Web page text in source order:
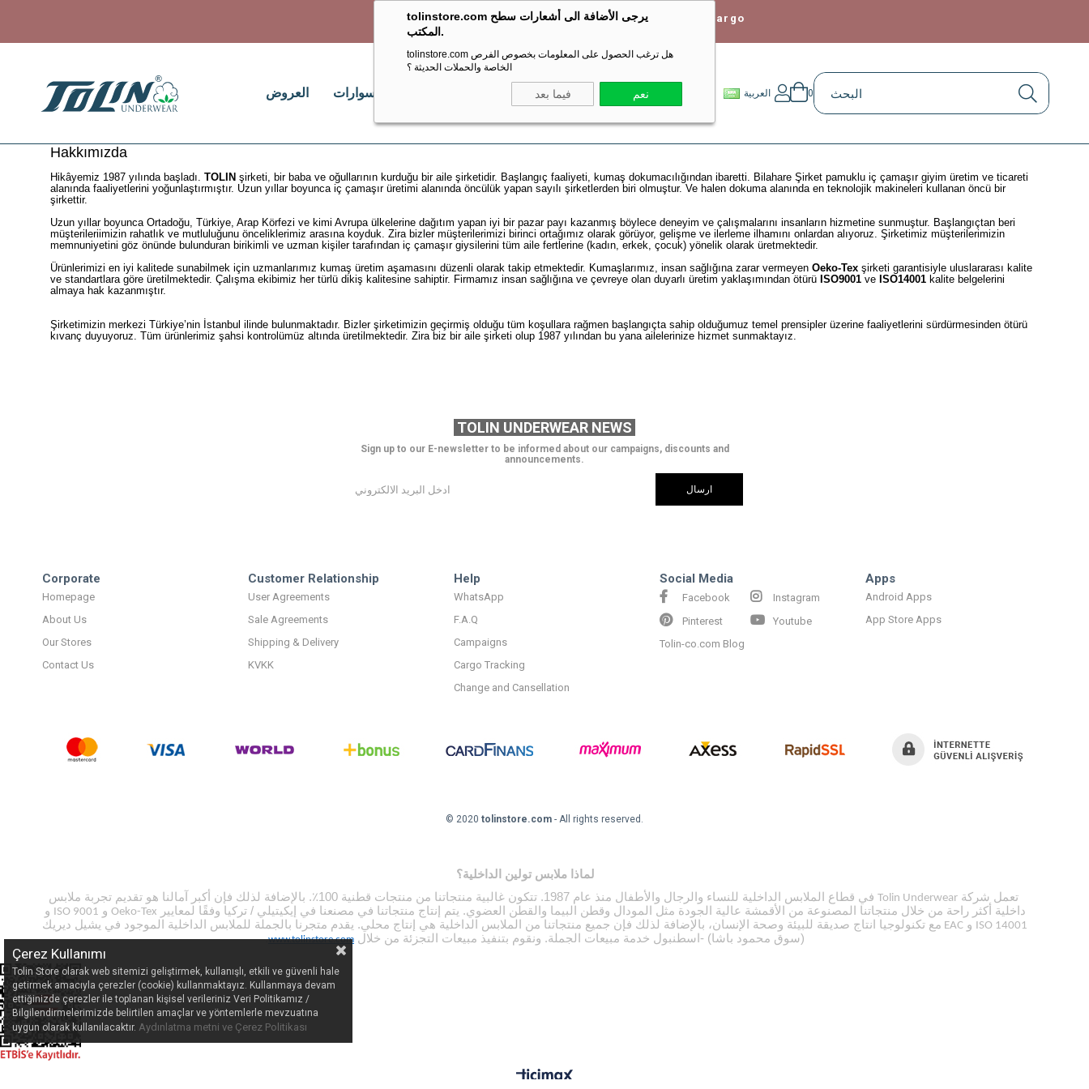
Türkiye içi 1800 TL ve üzeri alışverişlerde Ücretsiz Kargo
tolinstore.com يرجى الأضافة الى أشعارات سطح
المكتب.
tolinstore.com هل ترغب الحصول على المعلومات بخصوص الفرص
الخاصة والحملات الحديثة ؟
فيما بعد نعم العروض اكسسوارات رجالي الرئيسية العربية 0
Hakkımızda
Hikâyemiz 1987 yılında başladı. TOLIN şirketi, bir baba ve oğullarının kurduğu bir aile şirketidir. Başlangıç faaliyeti, kumaş dokumacılığından ibaretti. Bilahare Şirket pamuklu iç çamaşır giyim üretim ve ticareti
alanında faaliyetlerini yoğunlaştırmıştır. Uzun yıllar boyunca iç çamaşır üretimi alanında öncülük yapan sayılı şirketlerden biri olmuştur. Ve halen dokuma alanında en teknolojik makineleri kullanan öncü bir
şirkettir.
Uzun yıllar boyunca Ortadoğu, Türkiye, Arap Körfezi ve kimi Avrupa ülkelerine dağıtım yapan iyi bir pazar payı kazanmış böylece deneyim ve çalışmalarını insanların hizmetine sunmuştur. Başlangıçtan beri
müşterileriimizin rahatlık ve mutluluğunu önceliklerimiz arasına koyduk. Zira bizler müşterilerimizi birinci ortağımız olarak görüyor, gelişme ve ilerleme ilhamını onlardan alıyoruz. Şirketimiz müşterilerimizin
memnuniyetini göz önünde bulunduran birikimli ve uzman kişiler tarafından iç çamaşır giysilerini tüm aile fertlerine (kadın, erkek, çocuk) yönelik olarak üretmektedir.
Ürünlerimizi en iyi kalitede sunabilmek için uzmanlarımız kumaş üretim aşamasını düzenli olarak takip etmektedir. Kumaşlarımız, insan sağlığına zarar vermeyen Oeko-Tex şirketi garantisiyle uluslararası kalite
ve standartlara göre üretilmektedir. Çalışma ekibimiz her türlü dikiş kalitesine sahiptir. Firmamız insan sağlığına ve çevreye olan duyarlı üretim yaklaşımından ötürü ISO9001 ve ISO14001 kalite belgelerini
almaya hak kazanmıştır.
Şirketimizin merkezi Türkiye’nin İstanbul ilinde bulunmaktadır. Bizler şirketimizin geçirmiş olduğu tüm koşullara rağmen başlangıçta sahip olduğumuz temel prensipler üzerine faaliyetlerini sürdürmesinden ötürü
kıvanç duyuyoruz. Tüm ürünlerimiz şahsi kontrolümüz altında üretilmektedir. Zira biz bir aile şirketi olup 1987 yılından bu yana ailelerinize hizmet sunmaktayız.
TOLIN UNDERWEAR NEWS
Sign up to our E-newsletter to be informed about our campaigns, discounts and
announcements.
ارسال
Corporate
Homepage
About Us
Our Stores
Contact Us
Customer Relationship
User Agreements
Sale Agreements
Shipping & Delivery
KVKK
Help
WhatsApp
F.A.Q
Campaigns
Cargo Tracking
Change and Cansellation
Social Media
Facebook
Instagram
Pinterest
Youtube
Tolin-co.com Blog
Apps
Android Apps
App Store Apps
© 2020 tolinstore.com - All rights reserved.
لماذا ملابس تولين الداخلية؟
تعمل شركة Tolin Underwear
في قطاع الملابس الداخلية للنساء والرجال والأطفال منذ عام 1987. تتكون غالبية منتجاتنا من منتجات قطنية 100٪. بالإضافة لذلك فإن أكبر آمالنا هو تقديم تجربة ملابس
داخلية أكثر راحة من خلال منتجاتنا المصنوعة من الأقمشة عالية الجودة مثل المودال وقطن البيما والقطن العضوي. يتم إنتاج منتجاتنا في مصنعنا في إيكيتيلي / تركيا وفقًا لمعايير Oeko-Tex و ISO 9001 و
ISO 14001 و EAC مع تكنولوجيا انتاج صديقة للبيئة وصحة الإنسان، بالإضافة لذلك فإن جميع منتجاتنا من الملابس الداخلية هي إنتاج محلي. يقدم متجرنا بالجملة للملابس الداخلية الموجود في يشيل ديريك
(سوق محمود باشا) -اسطنبول خدمة مبيعات الجملة. ونقوم بتنفيذ مبيعات التجزئة من خلال www.tolinstore.com
.
Çerez Kullanımı
Tolin Store olarak web sitemizi geliştirmek, kullanışlı, etkili ve güvenli hale
getirmek amacıyla çerezler (cookie) kullanmaktayız. Kullanmaya devam
ettiğinizde çerezler ile toplanan kişisel verileriniz Veri Politikamız /
Bilgilendirmelerimizde belirtilen amaçlar ve yöntemlerle mevzuatına
uygun olarak kullanılacaktır. Aydınlatma metni ve Çerez Politikası